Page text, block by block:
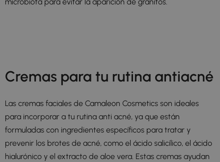
Cremas para tu rutina antiacné
Las cremas faciales de Camaleon Cosmetics son ideales
para incorporar a tu rutina anti acné, ya que están
formuladas con ingredientes específicos para tratar y
prevenir los brotes de acné, como el ácido salicílico, el ácido
hialurónico y el extracto de aloe vera. Estas cremas ayudan